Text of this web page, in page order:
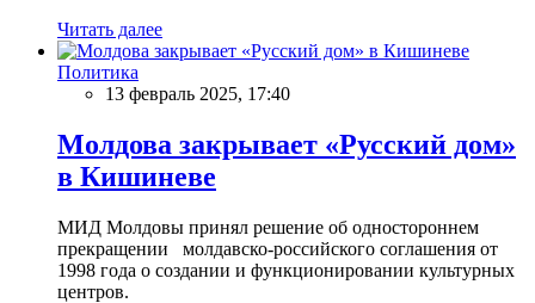
Читать далее
Политика
13 февраль 2025, 17:40
Молдова закрывает «Русский дом»
в Кишиневе
МИД Молдовы принял решение об одностороннем
прекращении молдавско-российского соглашения от
1998 года о создании и функционировании культурных
центров.